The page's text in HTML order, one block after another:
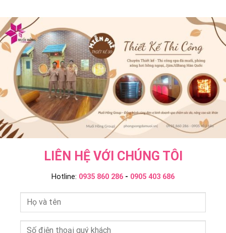
Muối
Group
JjimJilBang
Muối
Hồng
Group
Ngâm
Onsen
–
Muối
Hồng
Group
LIÊN HỆ VỚI CHÚNG TÔI
Hotline: 0935 860 286 - 0905 403 686